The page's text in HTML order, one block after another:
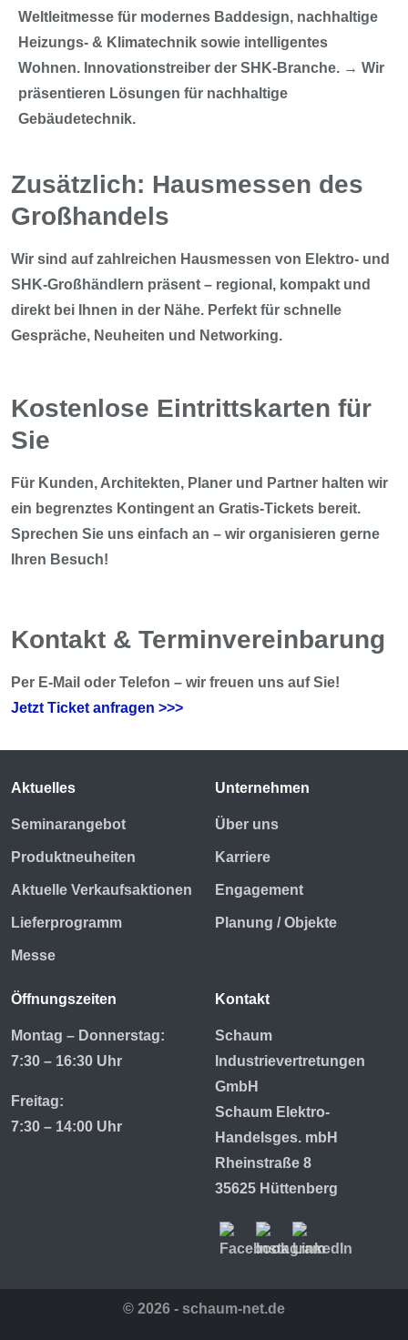
Weltleitmesse für modernes Baddesign, nachhaltige
Heizungs- & Klimatechnik sowie intelligentes
Wohnen. Innovationstreiber der SHK-Branche. → Wir
präsentieren Lösungen für nachhaltige
Gebäudetechnik.
Zusätzlich: Hausmessen des
Großhandels
Wir sind auf zahlreichen Hausmessen von Elektro- und
SHK-Großhändlern präsent – regional, kompakt und
direkt bei Ihnen in der Nähe. Perfekt für schnelle
Gespräche, Neuheiten und Networking.
Kostenlose Eintrittskarten für
Sie
Für Kunden, Architekten, Planer und Partner halten wir
ein begrenztes Kontingent an Gratis-Tickets bereit.
Sprechen Sie uns einfach an – wir organisieren gerne
Ihren Besuch!
Kontakt & Terminvereinbarung
Per E-Mail oder Telefon – wir freuen uns auf Sie!
Jetzt Ticket anfragen >>>
Aktuelles
Seminarangebot
Produktneuheiten
Aktuelle Verkaufsaktionen
Lieferprogramm
Messe
Unternehmen
Über uns
Karriere
Engagement
Planung / Objekte
Öffnungszeiten
Montag – Donnerstag:
7:30 – 16:30 Uhr
Freitag:
7:30 – 14:00 Uhr
Kontakt
Schaum
Industrievertretungen
GmbH
Schaum Elektro-
Handelsges. mbH
Rheinstraße 8
35625 Hüttenberg
© 2026 - schaum-net.de